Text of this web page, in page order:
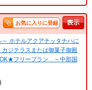
お気に入りに登録
ホテルアクアチッタナハに
ジテラスまたは御菓子御殿
フリープラン ～中部国